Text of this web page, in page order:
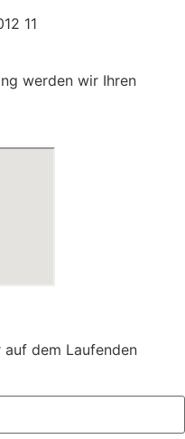
11
werden wir Ihren
dem Laufenden